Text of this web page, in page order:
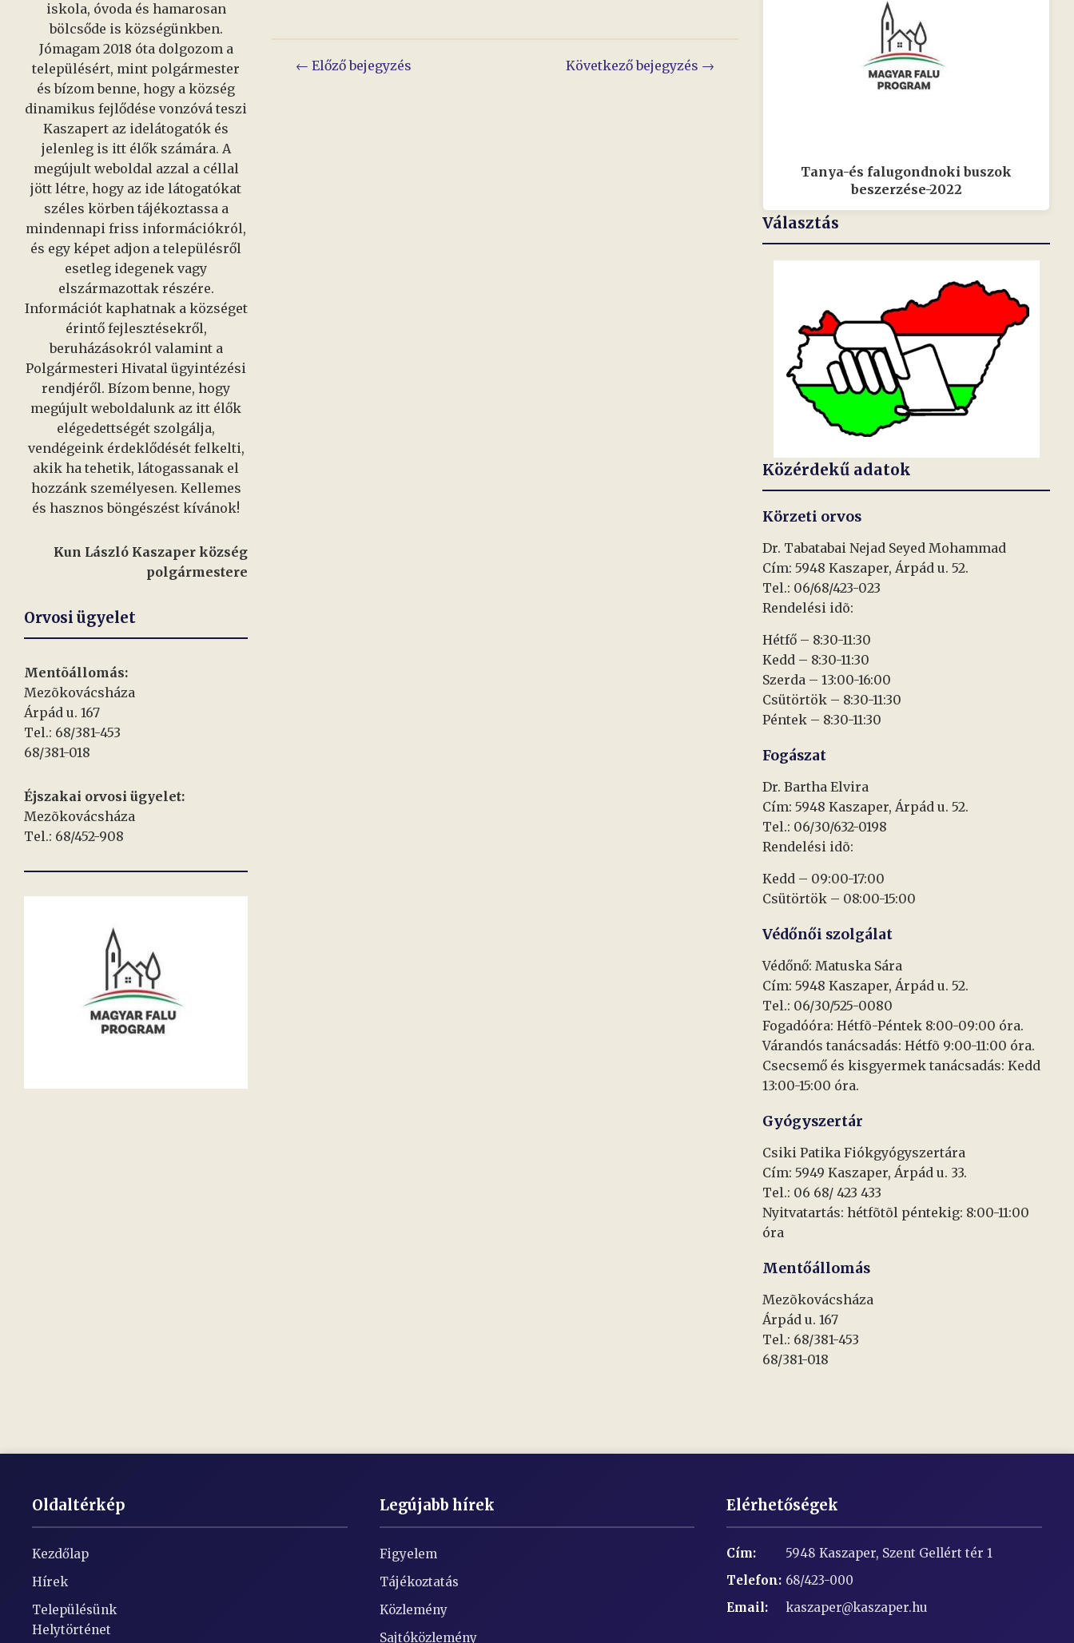
iskola, óvoda és hamarosan
bölcsőde is községünkben.
Jómagam 2018 óta dolgozom a
településért, mint polgármester
és bízom benne, hogy a község
dinamikus fejlődése vonzóvá teszi
Kaszapert az idelátogatók és
jelenleg is itt élők számára. A
megújult weboldal azzal a céllal
jött létre, hogy az ide látogatókat
széles körben tájékoztassa a
mindennapi friss információkról,
és egy képet adjon a településről
esetleg idegenek vagy
elszármazottak részére.
Információt kaphatnak a községet
érintő fejlesztésekről,
beruházásokról valamint a
Polgármesteri Hivatal ügyintézési
rendjéről. Bízom benne, hogy
megújult weboldalunk az itt élők
elégedettségét szolgálja,
vendégeink érdeklődését felkelti,
akik ha tehetik, látogassanak el
hozzánk személyesen. Kellemes
és hasznos böngészést kívánok!
Kun László Kaszaper község
polgármestere
Orvosi ügyelet
Mentõállomás:
Mezõkovácsháza
Árpád u. 167
Tel.: 68/381-453
68/381-018
Éjszakai orvosi ügyelet:
Mezõkovácsháza
Tel.: 68/452-908
Bejegyzés
← Előző bejegyzés Következő bejegyzés →
Tanya-és falugondnoki buszok
beszerzése-2022
Választás
Közérdekű adatok
Körzeti orvos
Dr. Tabatabai Nejad Seyed Mohammad
Cím: 5948 Kaszaper, Árpád u. 52.
Tel.: 06/68/423-023
Rendelési idõ:
Hétfő – 8:30-11:30
Kedd – 8:30-11:30
Szerda – 13:00-16:00
Csütörtök – 8:30-11:30
Péntek – 8:30-11:30
Fogászat
Dr. Bartha Elvira
Cím: 5948 Kaszaper, Árpád u. 52.
Tel.: 06/30/632-0198
Rendelési idõ:
Kedd – 09:00-17:00
Csütörtök – 08:00-15:00
Védőnői szolgálat
Védőnő: Matuska Sára
Cím: 5948 Kaszaper, Árpád u. 52.
Tel.: 06/30/525-0080
Fogadóóra: Hétfõ-Péntek 8:00-09:00 óra.
Várandós tanácsadás: Hétfõ 9:00-11:00 óra.
Csecsemő és kisgyermek tanácsadás: Kedd
13:00-15:00 óra.
Gyógyszertár
Csiki Patika Fiókgyógyszertára
Cím: 5949 Kaszaper, Árpád u. 33.
Tel.: 06 68/ 423 433
Nyitvatartás: hétfõtõl péntekig: 8:00-11:00
óra
Mentőállomás
Mezõkovácsháza
Árpád u. 167
Tel.: 68/381-453
68/381-018
Oldaltérkép
Kezdőlap
Hírek
Településünk
Helytörténet
Legújabb hírek
Figyelem
Tájékoztatás
Közlemény
Sajtóközlemény
Elérhetőségek
Cím:
5948 Kaszaper, Szent Gellért tér 1
Telefon: 68/423-000
Email:
kaszaper@kaszaper.hu